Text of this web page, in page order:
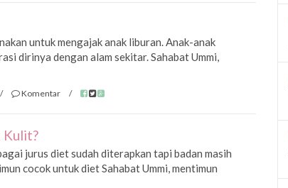
untuk mengajak anak liburan. Anak-anak
dirinya dengan alam sekitar. Sahabat Ummi,
/ Komentar /
Kulit?
jurus diet sudah diterapkan tapi badan masih
cocok untuk diet Sahabat Ummi, mentimun